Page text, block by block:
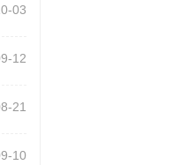
03
12
21
10